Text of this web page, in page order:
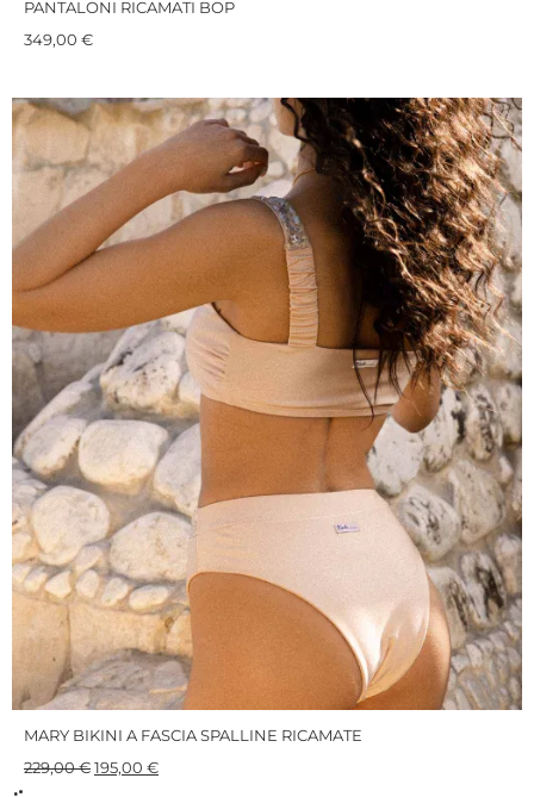
PANTALONI RICAMATI BOP
349,00 €
MARY BIKINI A FASCIA SPALLINE RICAMATE
229,00€195,00 €